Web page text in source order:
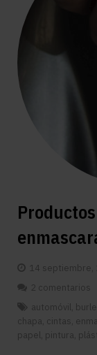
14 septiembre,
2 comentarios
automóvil
chapa cintas
papel pintura